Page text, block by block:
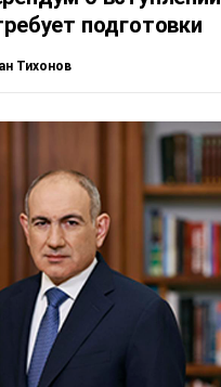
подготовки
Тихонов